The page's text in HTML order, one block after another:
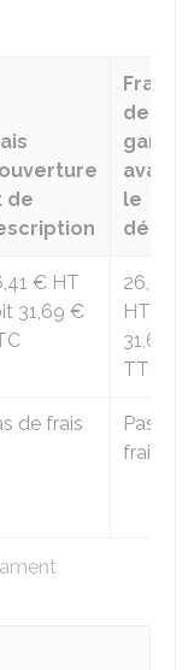
de
Frais
de
garde
avant
le
décès
€ HT
31,69 €
26,41 €
HT soit
31,69 €
TTC
de frais
Pas de
frais